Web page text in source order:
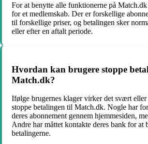
For at benytte alle funktionerne på
for et medlemskab. Der er forskellige
til forskellige priser, og betalingen sker
eller efter en aftalt periode.
Hvordan kan brugere stoppe
Match.dk?
Ifølge brugernes klager virker det svært
stoppe betalingen til Match.dk. Nogle har
deres abonnement gennem hjemmesiden,
Andre har måttet kontakte deres bank for at
betalingerne.